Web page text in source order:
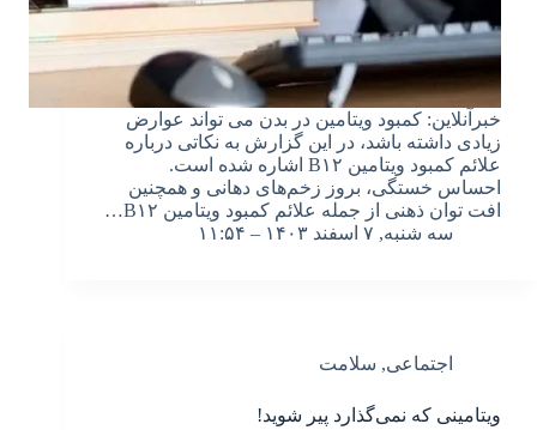
خبرآنلاین: کمبود ویتامین در بدن می تواند عوارض
زیادی داشته باشد، در این گزارش به نکاتی درباره
علائم کمبود ویتامین B۱۲ اشاره شده است.
احساس خستگی، بروز زخم‌های دهانی و همچنین
افت توان ذهنی از جمله علائم کمبود ویتامین B۱۲…
سه شنبه, ۷ اسفند ۱۴۰۳ – ۱۱:۵۴
اجتماعی, سلامت
ویتامینی که نمی‌گذارد پیر شوید!